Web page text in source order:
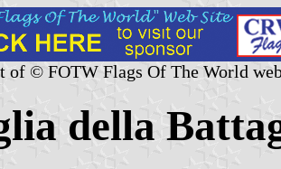
of © FOTW Flags Of The World
della